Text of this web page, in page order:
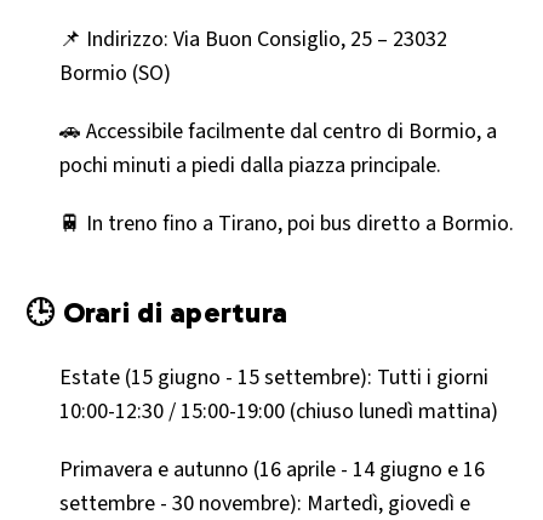
📌 Indirizzo: Via Buon Consiglio, 25 – 23032
Bormio (SO)
🚗 Accessibile facilmente dal centro di Bormio, a
pochi minuti a piedi dalla piazza principale.
🚆 In treno fino a Tirano, poi bus diretto a Bormio.
🕒 Orari di apertura
Estate (15 giugno - 15 settembre): Tutti i giorni
10:00-12:30 / 15:00-19:00 (chiuso lunedì mattina)
Primavera e autunno (16 aprile - 14 giugno e 16
settembre - 30 novembre): Martedì, giovedì e